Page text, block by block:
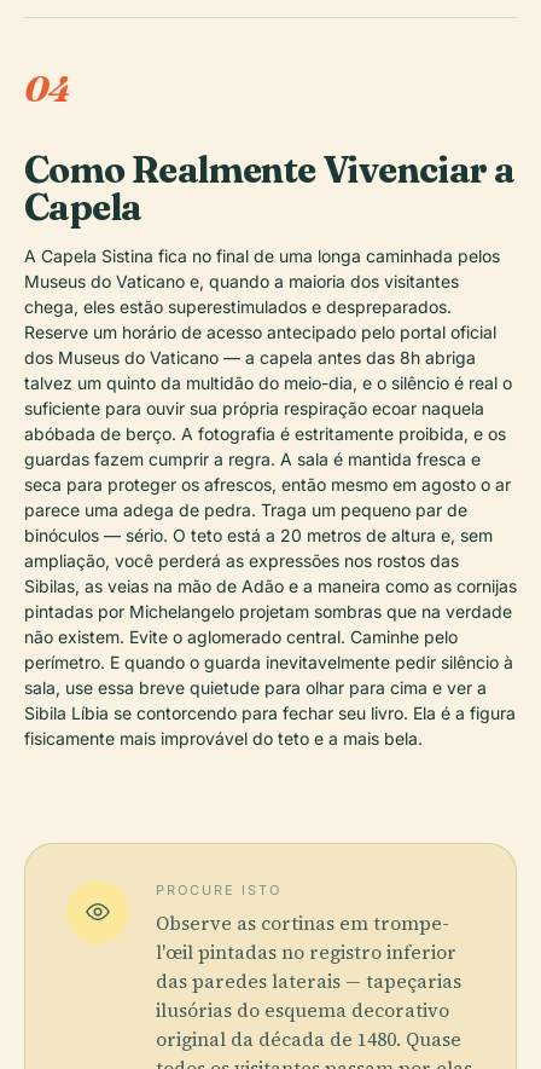
04
Como Realmente Vivenciar a
Capela
A Capela Sistina fica no final de uma longa caminhada pelos
Museus do Vaticano e, quando a maioria dos visitantes
chega, eles estão superestimulados e despreparados.
Reserve um horário de acesso antecipado pelo portal oficial
dos Museus do Vaticano — a capela antes das 8h abriga
talvez um quinto da multidão do meio-dia, e o silêncio é real o
suficiente para ouvir sua própria respiração ecoar naquela
abóbada de berço. A fotografia é estritamente proibida, e os
guardas fazem cumprir a regra. A sala é mantida fresca e
seca para proteger os afrescos, então mesmo em agosto o ar
parece uma adega de pedra. Traga um pequeno par de
binóculos — sério. O teto está a 20 metros de altura e, sem
ampliação, você perderá as expressões nos rostos das
Sibilas, as veias na mão de Adão e a maneira como as cornijas
pintadas por Michelangelo projetam sombras que na verdade
não existem. Evite o aglomerado central. Caminhe pelo
perímetro. E quando o guarda inevitavelmente pedir silêncio à
sala, use essa breve quietude para olhar para cima e ver a
Sibila Líbia se contorcendo para fechar seu livro. Ela é a figura
fisicamente mais improvável do teto e a mais bela.
PROCURE ISTO
Observe as cortinas em trompe-
l'œil pintadas no registro inferior
das paredes laterais — tapeçarias
ilusórias do esquema decorativo
original da década de 1480. Quase